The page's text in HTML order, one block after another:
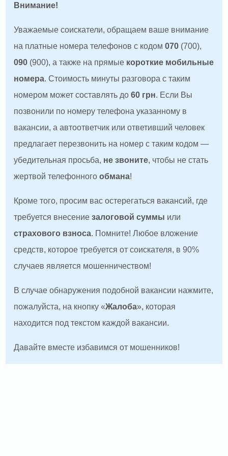
Внимание!
Уважаемые соискатели, обращаем ваше внимание
на платные номера телефонов с кодом070 (700),
090 (900), а также на прямые короткие мобильные
номера. Стоимость минуты разговора с таким
номером может составлять до60 грн. Если Вы
позвонили по номеру телефона указанному в
вакансии, а автоответчик или ответивший человек
предлагает перезвонить на номер с таким кодом —
убедительная просьба, не звоните, чтобы не стать
жертвой телефонногообмана!
Кроме того, просим вас остерегаться вакансий, где
требуется внесениезалоговой суммы или
страхового взноса. Помните! Любое вложение
средств, которое требуется от соискателя, в 90%
случаев является мошенничеством!
В случае обнаружения подобной вакансии нажмите,
пожалуйста, на кнопку «Жалоба», которая
находится под текстом каждой вакансии.
Давайте вместе избавимся от мошенников!